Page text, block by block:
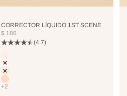
CORRECTOR LÍQUIDO 1ST SCENE
PRECIO DE OFERTA
$ 186
(4.7)
NEUTRALIZER
VANILLA
NUDE
+2